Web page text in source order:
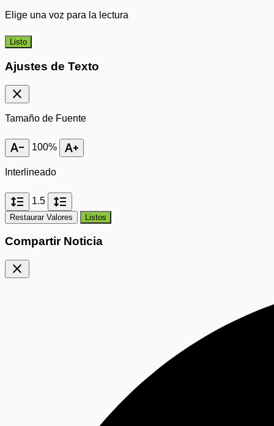
Elige una voz para la lectura
Listo
Ajustes de Texto
close
Tamaño de Fuente
text_decrease 100% text_increase
Interlineado
format_line_spacing 1.5 format_line_spacing
Restaurar Valores Listos
Compartir Noticia
close